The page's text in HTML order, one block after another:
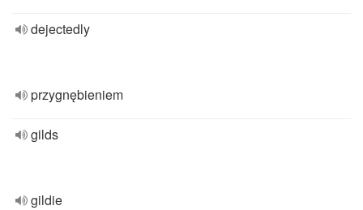
dejectedly
przygnębieniem
gilds
gildie